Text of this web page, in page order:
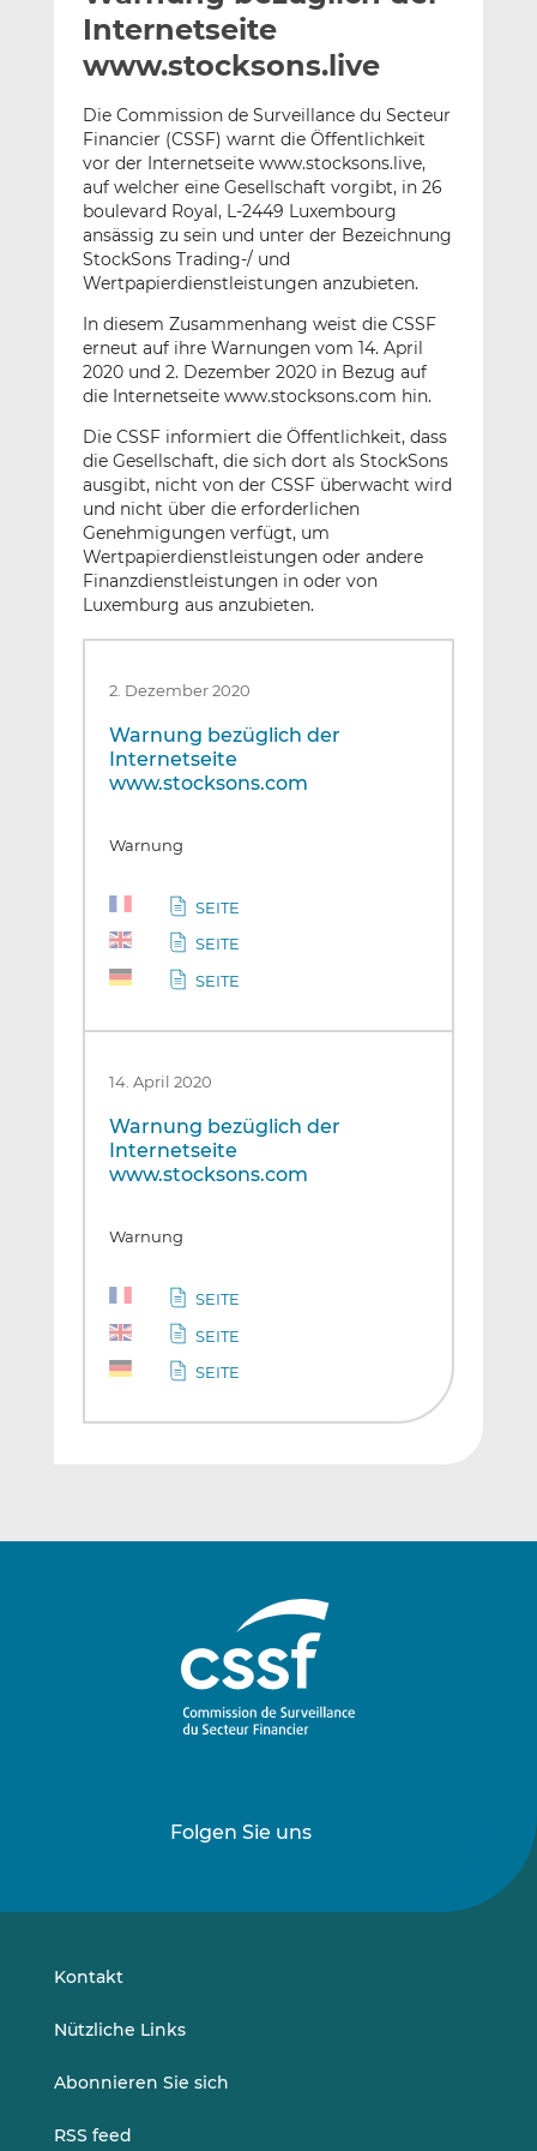
l
a
n
n
k
e
I
n
t
e
i
l
e
n
c
e
b
o
k
t
e
i
l
e
n
Internetseite
www.stocksons.live
Die Commission de Surveillance du Secteur
Financier (CSSF) warnt die Öffentlichkeit
vor der Internetseite www.stocksons.live,
auf welcher eine Gesellschaft vorgibt, in 26
boulevard Royal, L-2449 Luxembourg
ansässig zu sein und unter der Bezeichnung
StockSons Trading-/ und
Wertpapierdienstleistungen anzubieten.
In diesem Zusammenhang weist die CSSF
erneut auf ihre Warnungen vom 14. April
2020 und 2. Dezember 2020 in Bezug auf
die Internetseite www.stocksons.com hin.
Die CSSF informiert die Öffentlichkeit, dass
die Gesellschaft, die sich dort als StockSons
ausgibt, nicht von der CSSF überwacht wird
und nicht über die erforderlichen
Genehmigungen verfügt, um
Wertpapierdienstleistungen oder andere
Finanzdienstleistungen in oder von
Luxemburg aus anzubieten.
2. Dezember 2020
Warnung bezüglich der
Internetseite
www.stocksons.com
Warnung
SEITE
SEITE
SEITE
14. April 2020
Warnung bezüglich der
Internetseite
www.stocksons.com
Warnung
SEITE
SEITE
SEITE
Folgen Sie uns
uns
uns
Kontakt
Nützliche Links
Abonnieren Sie sich
RSS feed